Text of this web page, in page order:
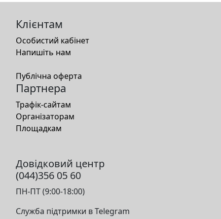
Клієнтам
Особистий кабінет
Напишіть нам
Публічна оферта
Партнера
Трафік-сайтам
Організаторам
Площадкам
Довідковий центр
(044)356 05 60
ПН-ПТ (9:00-18:00)
Служба підтримки в Telegram